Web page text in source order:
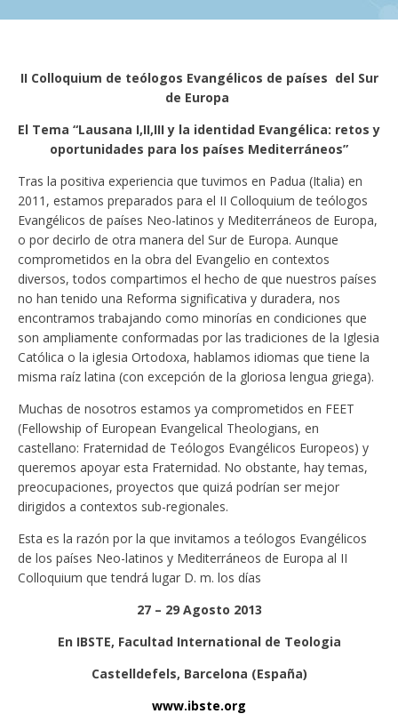
II Colloquium de teólogos Evangélicos de países del Sur
de Europa
El Tema “Lausana I,II,III y la identidad Evangélica: retos y
oportunidades para los países Mediterráneos”
Tras la positiva experiencia que tuvimos en Padua (Italia) en
2011, estamos preparados para el II Colloquium de teólogos
Evangélicos de países Neo-latinos y Mediterráneos de Europa,
o por decirlo de otra manera del Sur de Europa. Aunque
comprometidos en la obra del Evangelio en contextos
diversos, todos compartimos el hecho de que nuestros países
no han tenido una Reforma significativa y duradera, nos
encontramos trabajando como minorías en condiciones que
son ampliamente conformadas por las tradiciones de la Iglesia
Católica o la iglesia Ortodoxa, hablamos idiomas que tiene la
misma raíz latina (con excepción de la gloriosa lengua griega).
Muchas de nosotros estamos ya comprometidos en FEET
(Fellowship of European Evangelical Theologians, en
castellano: Fraternidad de Teólogos Evangélicos Europeos) y
queremos apoyar esta Fraternidad. No obstante, hay temas,
preocupaciones, proyectos que quizá podrían ser mejor
dirigidos a contextos sub-regionales.
Esta es la razón por la que invitamos a teólogos Evangélicos
de los países Neo-latinos y Mediterráneos de Europa al II
Colloquium que tendrá lugar D. m. los días
27 – 29 Agosto 2013
En IBSTE, Facultad International de Teologia
Castelldefels, Barcelona (España)
www.ibste.org